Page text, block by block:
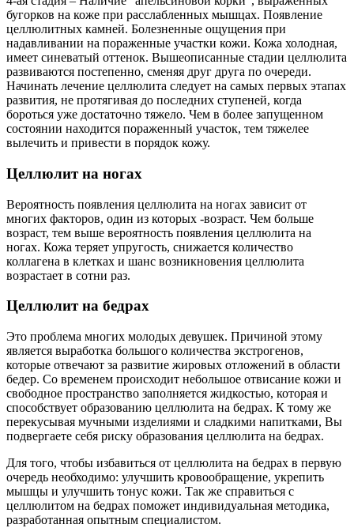
бугорков на коже при расслабленных мышцах. Появление
целлюлитных камней. Болезненные ощущения при
надавливании на пораженные участки кожи. Кожа холодная,
имеет синеватый оттенок. Вышеописанные стадии целлюлита
развиваются постепенно, сменяя друг друга по очереди.
Начинать лечение целлюлита следует на самых первых этапах
развития, не протягивая до последних ступеней, когда
бороться уже достаточно тяжело. Чем в более запущенном
состоянии находится пораженный участок, тем тяжелее
вылечить и привести в порядок кожу.
Целлюлит на ногах
Вероятность появления целлюлита на ногах зависит от
многих факторов, один из которых -возраст. Чем больше
возраст, тем выше вероятность появления целлюлита на
ногах. Кожа теряет упругость, снижается количество
коллагена в клетках и шанс возникновения целлюлита
возрастает в сотни раз.
Целлюлит на бедрах
Это проблема многих молодых девушек. Причиной этому
является выработка большого количества экстрогенов,
которые отвечают за развитие жировых отложений в области
бедер. Со временем происходит небольшое отвисание кожи и
свободное пространство заполняется жидкостью, которая и
способствует образованию целлюлита на бедрах. К тому же
перекусывая мучными изделиями и сладкими напитками, Вы
подвергаете себя риску образования целлюлита на бедрах.
Для того, чтобы избавиться от целлюлита на бедрах в первую
очередь необходимо: улучшить кровообращение, укрепить
мышцы и улучшить тонус кожи. Так же справиться с
целлюлитом на бедрах поможет индивидуальная методика,
разработанная опытным специалистом.